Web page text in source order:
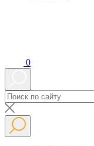
0